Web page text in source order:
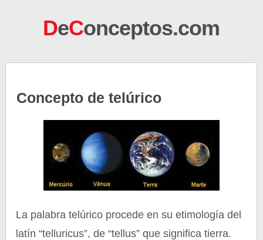
DeConceptos.com
Concepto de telúrico
La palabra telúrico procede en su etimología del
latín “telluricus”, de “tellus” que significa tierra.